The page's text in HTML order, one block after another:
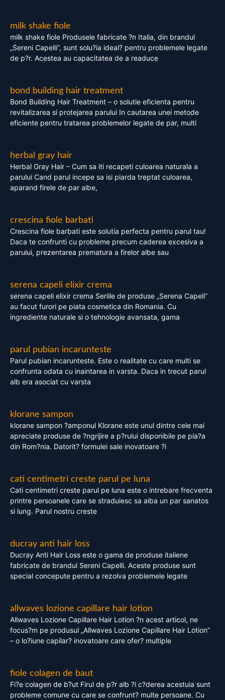
milk shake fiole
milk shake fiole Produsele fabricate ?n Italia, din brandul
„Sereni Capelli”, sunt solu?ia ideal? pentru problemele legate
de p?r. Acestea au capacitatea de a readuce
bond building hair treatment
Bond Building Hair Treatment – o solutie eficienta pentru
revitalizarea si protejarea parului In cautarea unei metode
eficiente pentru tratarea problemelor legate de par, multi
herbal gray hair
Herbal Gray Hair – Cum sa iti recapeti culoarea naturala a
parului Cand parul incepe sa isi piarda treptat culoarea,
aparand firele de par albe,
crescina fiole barbati
Crescina fiole barbati este solutia perfecta pentru parul tau!
Daca te confrunti cu probleme precum caderea excesiva a
parului, prezentarea prematura a firelor albe sau
serena capeli elixir crema
serena capeli elixir crema Seriile de produse „Serena Capeli”
au facut furori pe piata cosmetica din Romania. Cu
ingrediente naturale si o tehnologie avansata, gama
parul pubian incarunteste
Parul pubian incarunteste. Este o realitate cu care multi se
confrunta odata cu inaintarea in varsta. Daca in trecut parul
alb era asociat cu varsta
klorane sampon
klorane sampon ?amponul Klorane este unul dintre cele mai
apreciate produse de ?ngrijire a p?rului disponibile pe pia?a
din Rom?nia. Datorit? formulei sale inovatoare ?i
cati centimetri creste parul pe luna
Cati centimetri creste parul pe luna este o intrebare frecventa
printre persoanele care se straduiesc sa aiba un par sanatos
si lung. Parul nostru creste
ducray anti hair loss
Ducray Anti Hair Loss este o gama de produse italiene
fabricate de brandul Sereni Capelli. Aceste produse sunt
special concepute pentru a rezolva problemele legate
allwaves lozione capillare hair lotion
Allwaves Lozione Capillare Hair Lotion ?n acest articol, ne
focus?m pe produsul „Allwaves Lozione Capillare Hair Lotion”
– o lo?iune capilar? inovatoare care ofer? multiple
fiole colagen de baut
Fi?e colagen de b?ut Firul de p?r alb ?i c?derea acestuia sunt
probleme comune cu care se confrunt? multe persoane. Cu